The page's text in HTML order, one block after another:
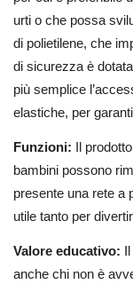
urti o che possa
di polietilene, che
di sicurezza è
più semplice
elastiche, per
Funzioni: Il
bambini possono
presente una rete a
utile tanto per
Valore educativo:
anche chi non è